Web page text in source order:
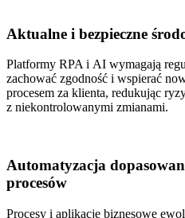
Aktualne i bezpieczne
Platformy RPA i AI wymagają
zachować zgodność i wspierać
procesem za klienta, redukując
z niekontrolowanymi zmianami.
Automatyzacja
procesów
Procesy i aplikacje biznesowe